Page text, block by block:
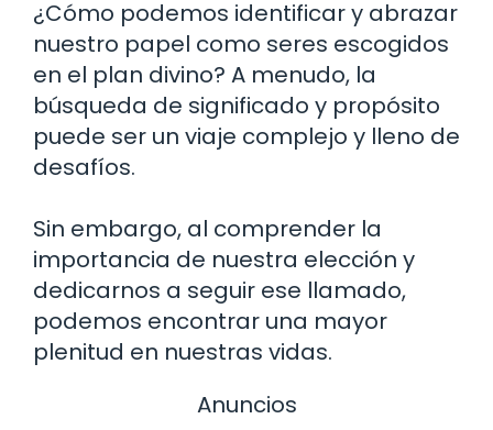
¿Cómo podemos identificar y abrazar
nuestro papel como seres escogidos
en el plan divino? A menudo, la
búsqueda de significado y propósito
puede ser un viaje complejo y lleno de
desafíos.
Sin embargo, al comprender la
importancia de nuestra elección y
dedicarnos a seguir ese llamado,
podemos encontrar una mayor
plenitud en nuestras vidas.
Anuncios